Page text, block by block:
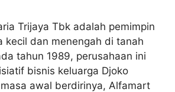
Trijaya Tbk adalah pemimpin
kecil dan menengah di tanah
tahun 1989, perusahaan ini
bisnis keluarga Djoko
awal berdirinya, Alfamart